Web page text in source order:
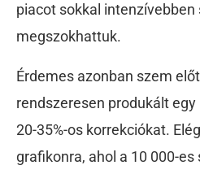
piacot sokkal
megszokhattuk.
Érdemes azonban szem
rendszeresen produkált
20-35%-os korrekciókat.
grafikonra, ahol a 10 000-es